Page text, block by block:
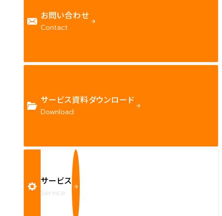
お問い合わせ
Contact
サービス資料ダウンロード
Download
サービス
Service